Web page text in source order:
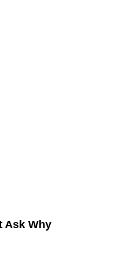
Ask Why